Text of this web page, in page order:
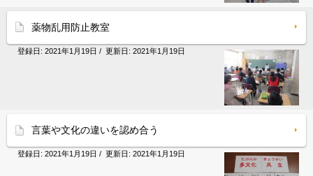
薬物乱用防止教室
登録日: 2021年1月19日 / 更新日: 2021年1月19日
言葉や文化の違いを認め合う
登録日: 2021年1月19日 / 更新日: 2021年1月19日